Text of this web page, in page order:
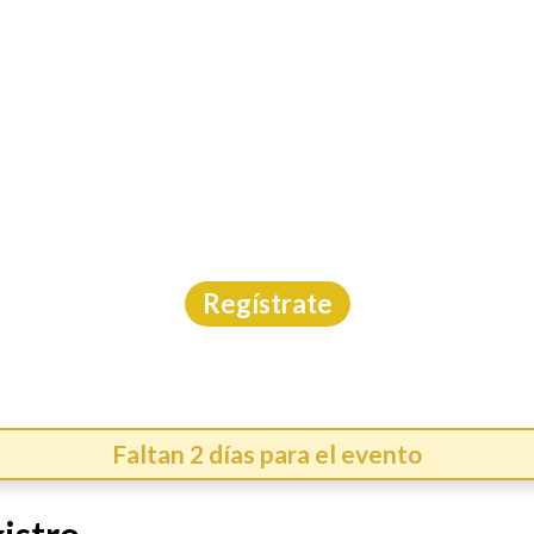
Regístrate
Faltan 2 días para el evento